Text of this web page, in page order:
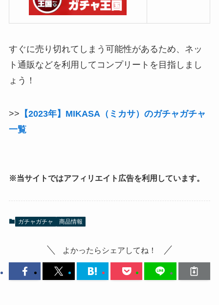
すぐに売り切れてしまう可能性があるため、ネッ
ト通販などを利用してコンプリートを目指しまし
ょう！
>> 【2023年】MIKASA（ミカサ）のガチャガチャ
一覧
※当サイトではアフィリエイト広告を利用しています。
ガチャガチャ 商品情報
よかったらシェアしてね！